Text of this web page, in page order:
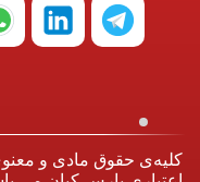
کلیه‌ی حقوق مادی و